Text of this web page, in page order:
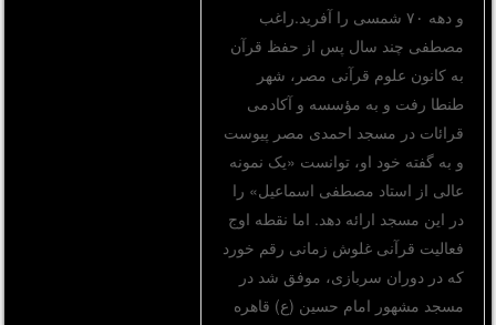
و دهه ۷۰ شمسی را آفرید.راغب
مصطفی چند سال پس از حفظ قرآن
به کانون علوم قرآنی مصر، شهر
طنطا رفت و به مؤسسه و آکادمى
قرائات در مسجد احمدى مصر پیوست
و به گفته خود او، توانست «یک نمونه
عالى از استاد مصطفى اسماعیل» را
در این مسجد ارائه دهد. اما نقطه اوج
فعالیت قرآنی غلوش زمانی رقم خورد
که در دوران سربازی، موفق شد در
مسجد مشهور امام حسین (ع) قاهره